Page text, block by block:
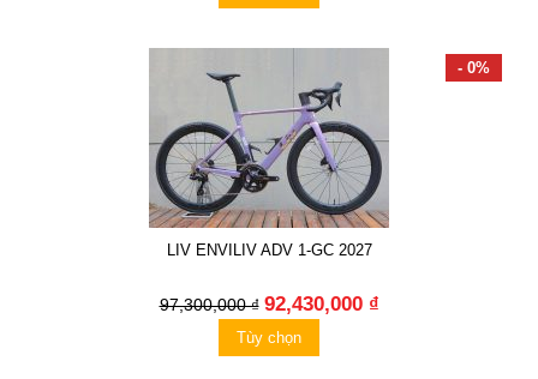
- 0%
LIV ENVILIV ADV 1-GC 2027
97,300,000 ₫ 92,430,000 ₫
Tùy chọn